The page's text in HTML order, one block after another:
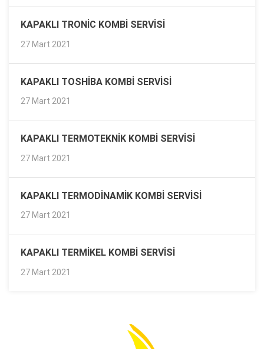
KAPAKLI TRONIC KOMBI SERVISI
27 Mart 2021
KAPAKLI TOSHIBA KOMBI SERVISI
27 Mart 2021
KAPAKLI TERMOTEKNIK KOMBI SERVISI
27 Mart 2021
KAPAKLI TERMODINAMIK KOMBI SERVISI
27 Mart 2021
KAPAKLI TERMIKEL KOMBI SERVISI
27 Mart 2021